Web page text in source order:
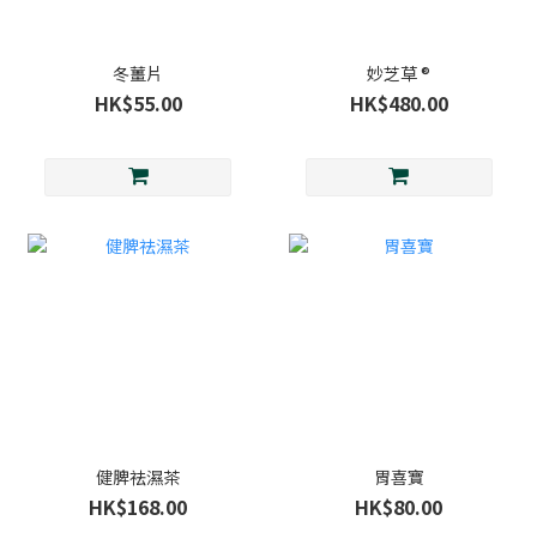
冬薑片
HK$55.00
妙芝草 ®
HK$480.00
健脾祛濕茶
HK$168.00
胃喜寶
HK$80.00